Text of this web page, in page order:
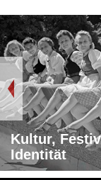
Kultur,
Identität